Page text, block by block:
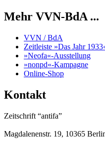
Mehr VVN-BdA ...
VVN / BdA
Zeitleiste »Das Jahr
»Neofa«-Ausstellung
»nonpd«-Kampagne
Online-Shop
Kontakt
Zeitschrift “antifa”
Magdalenenstr. 19, 10365